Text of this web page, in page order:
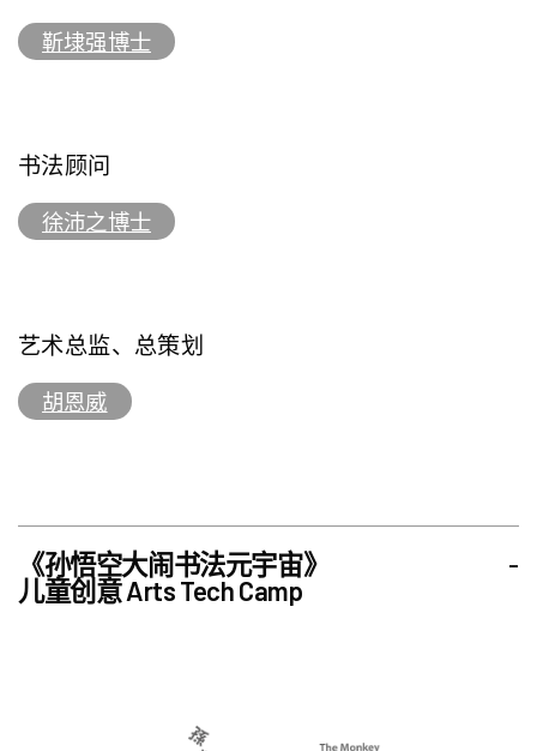
靳埭强博士
书法顾问
徐沛之博士
艺术总监、总策划
胡恩威
《孙悟空大闹书法元宇宙》
儿童创意 Arts Tech Camp
-